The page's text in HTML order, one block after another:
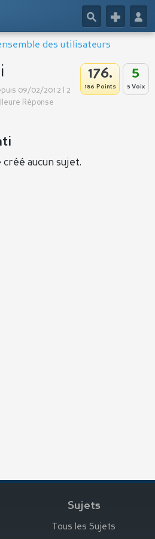
👤
+
🔎
des utilisateurs
5
5 Voix
176.
186 Points
09/02/2012 | 2
Réponse
créé aucun sujet.
Sujets
Tous les Sujets